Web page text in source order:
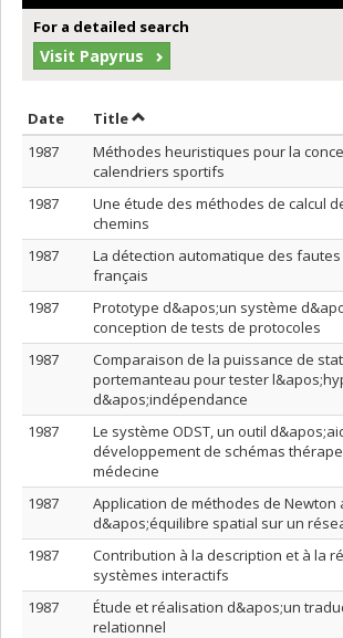
For a detailed search
Visit Papyrus
Date Sort by date in descending order
TitleSort by title in descending
1987
Méthodes heuristiques pour la
calendriers sportifs
1987
Une étude des méthodes de calcul
chemins
1987
La détection automatique des
français
1987
Prototype d&apos;un système
conception de tests de protocoles
1987
Comparaison de la puissance de
portemanteau pour tester
d&apos;indépendance
1987
Le système ODST, un outil
développement de schémas
médecine
1987
Application de méthodes de Newton
d&apos;équilibre spatial sur un
1987
Contribution à la description et à la
systèmes interactifs
1987
Étude et réalisation d&apos;un
relationnel